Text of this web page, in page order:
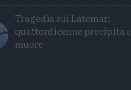
Tragedia sul Latemar:
quattordicenne precipita e
muore